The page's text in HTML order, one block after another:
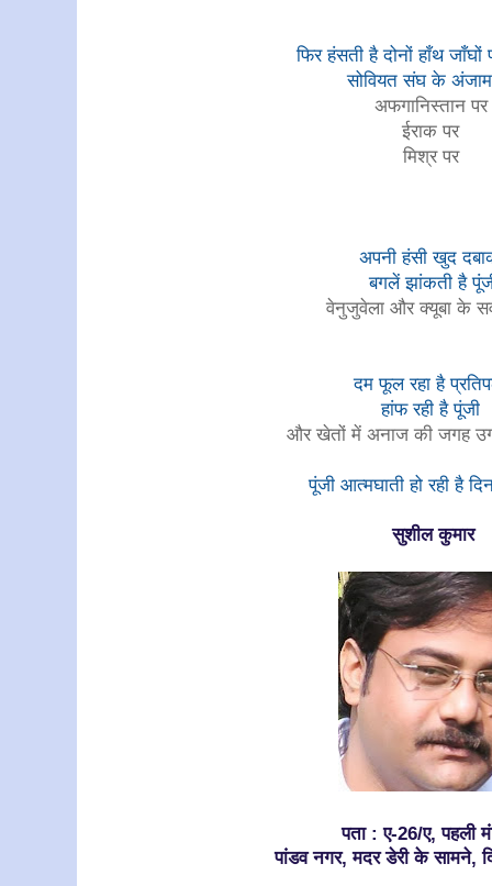
फिर हंसती है दोनों हाँथ
सोवियत संघ के
अफगानिस्तान पर
ईराक पर
मिश्र पर
अपनी हंसी खुद
बगलें झांकती है
वेनुजुवेला और क्यूबा के
दम फूल रहा है
हांफ रही है पूंजी
और खेतों में अनाज की जगह
पूंजी आत्मघाती हो रही है
सुशील कुमार
पता : ए-26/ए, पहली
पांडव नगर, मदर डेरी के सामने,